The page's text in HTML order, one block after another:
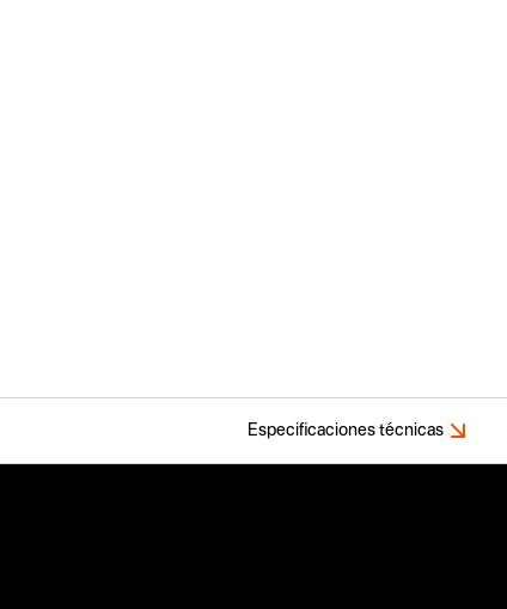
Especificaciones técnicas